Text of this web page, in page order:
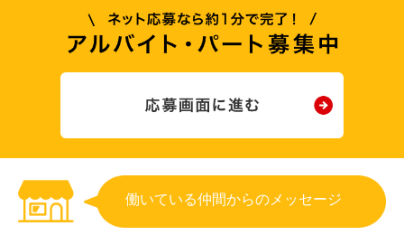
働いている仲間からのメッセージ